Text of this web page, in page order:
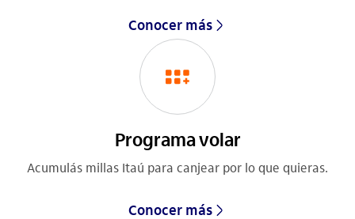
Conocer más
Programa volar
Acumulás millas Itaú para canjear por lo que quieras.
Conocer más